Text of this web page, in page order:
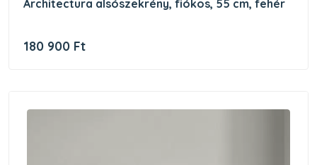
architectura alsószekrény, fiókos, 55 cm, fehér
180 900 Ft